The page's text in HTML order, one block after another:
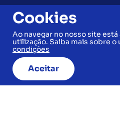
Legal
Condições Gerais
Política de Privacidade e
Cookies
Livro de Reclamações
Cookies
Ao navegar no nosso site está
utilização. Saiba mais sobre o
condições
Aceitar